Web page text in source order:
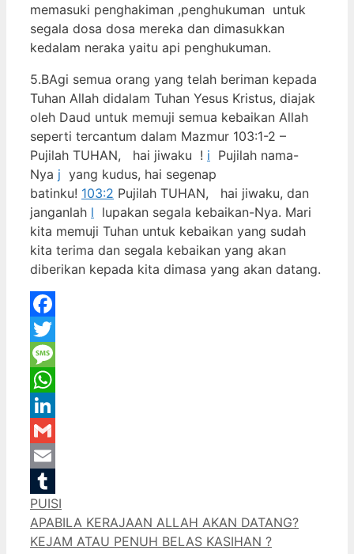
memasuki penghakiman ,penghukuman untuk
segala dosa dosa mereka dan dimasukkan
kedalam neraka yaitu api penghukuman.
5.BAgi semua orang yang telah beriman kepada
Tuhan Allah didalam Tuhan Yesus Kristus, diajak
oleh Daud untuk memuji semua kebaikan Allah
seperti tercantum dalam Mazmur 103:1-2 –
Pujilah TUHAN, hai jiwaku ! i Pujilah nama-
Nya j yang kudus, hai segenap
batinku! 103:2 Pujilah TUHAN, hai jiwaku, dan
janganlah l lupakan segala kebaikan-Nya. Mari
kita memuji Tuhan untuk kebaikan yang sudah
kita terima dan segala kebaikan yang akan
diberikan kepada kita dimasa yang akan datang.
Facebook
Twitter
Message
WhatsApp
LinkedIn
Gmail
Email
Tumblr
Categories
PUISI
APABILA KERAJAAN ALLAH AKAN DATANG?
KEJAM ATAU PENUH BELAS KASIHAN ?